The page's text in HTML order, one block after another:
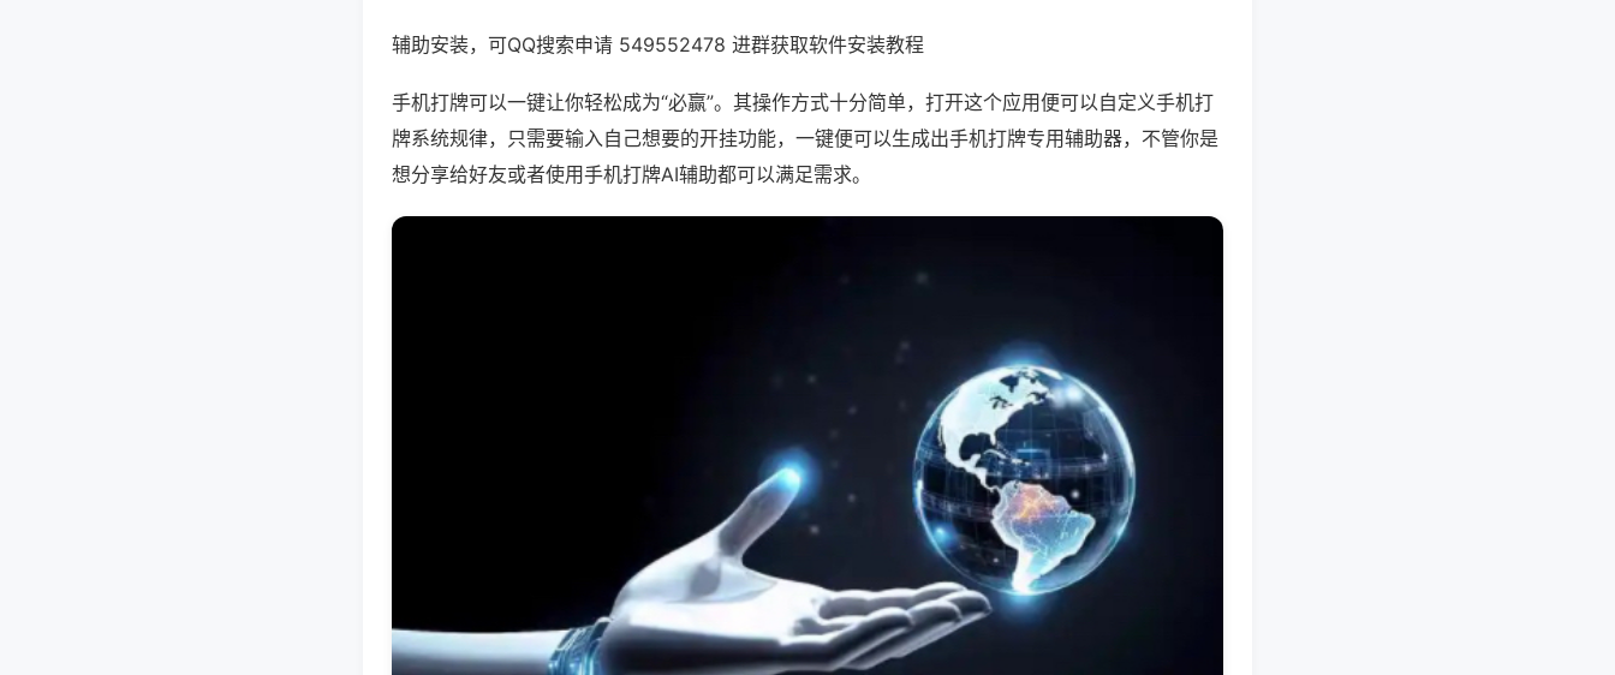
辅助安装，可QQ搜索申请 549552478 进群获取软件安装教程
手机打牌可以一键让你轻松成为“必赢”。其操作方式十分简单，打开这个应用便可以自定义手机打
牌系统规律，只需要输入自己想要的开挂功能，一键便可以生成出手机打牌专用辅助器，不管你是
想分享给好友或者使用手机打牌AI辅助都可以满足需求。